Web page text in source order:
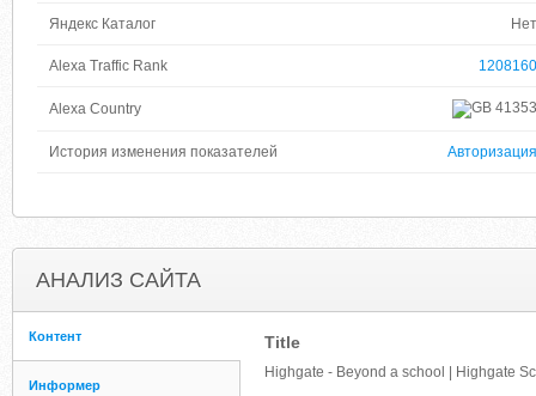
Яндекс Каталог Нет
Alexa Traffic Rank 1208160
Alexa Country 41353
История изменения показателей Авторизация
АНАЛИЗ САЙТА
Контент
Информер
Title
Highgate - Beyond a school | Highgate